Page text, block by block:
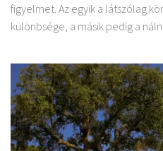
figyelmet. Az egyik a látszólag
különbsége, a másik pedig a